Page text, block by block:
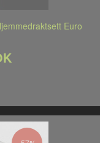
Euro